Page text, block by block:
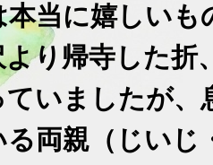
本当に嬉しいも
より帰寺した折
いましたが、
両親（じいじ